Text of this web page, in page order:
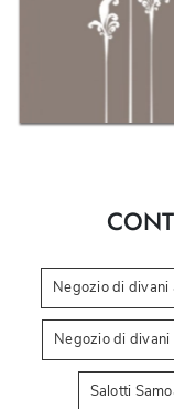
Negozio di divani
Negozio di divani
Salotti